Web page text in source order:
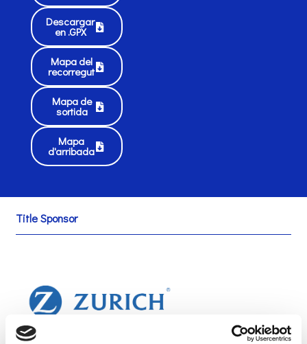
Descargar
en .GPX
Mapa del
recorregut
Mapa de
sortida
Mapa
d'arribada
Title Sponsor